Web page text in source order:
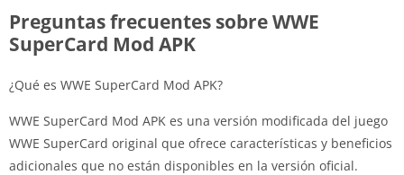
Preguntas frecuentes sobre WWE
SuperCard Mod APK
¿Qué es WWE SuperCard Mod APK?
WWE SuperCard Mod APK es una versión modificada del juego
WWE SuperCard original que ofrece características y beneficios
adicionales que no están disponibles en la versión oficial.